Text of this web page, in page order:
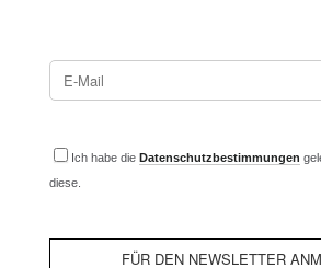
Ich habe die Datenschutzbestimmungen
diese.